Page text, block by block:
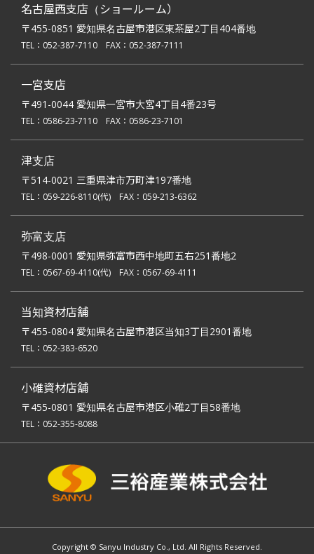
名古屋西支店（ショールーム）
〒455-0851 愛知県名古屋市港区東茶屋2丁目404番地
TEL： 052-387-7110 FAX：052-387-7111
一宮支店
〒491-0044 愛知県一宮市大宮4丁目4番23号
TEL： 0586-23-7110 FAX：0586-23-7101
津支店
〒514-0021 三重県津市万町津197番地
TEL： 059-226-8110(代) FAX：059-213-6362
弥富支店
〒498-0001 愛知県弥富市西中地町五右251番地2
TEL： 0567-69-4110(代) FAX：0567-69-4111
当知資材店舗
〒455-0804 愛知県名古屋市港区当知3丁目2901番地
TEL： 052-383-6520
小碓資材店舗
〒455-0801 愛知県名古屋市港区小碓2丁目58番地
TEL： 052-355-8088
Copyright © Sanyu Industry Co., Ltd. All Rights Reserved.